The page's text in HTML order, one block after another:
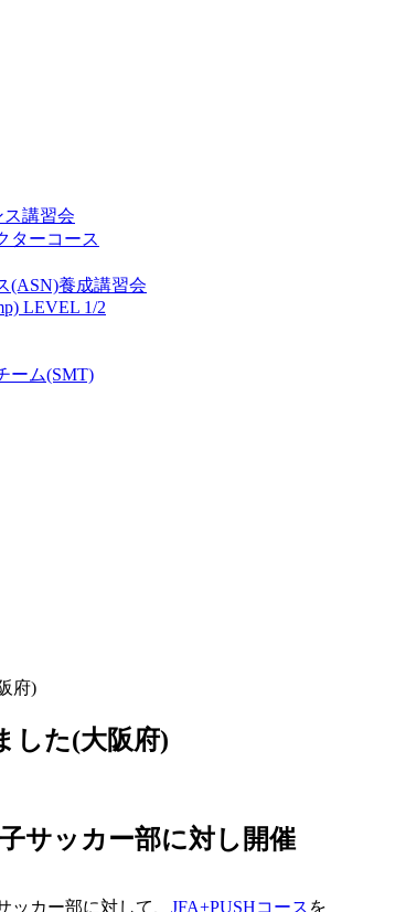
講習会
ターコース
(ASN)養成講習会
LEVEL 1/2
ーム(SMT)
府)
した(大阪府)
サッカー部に対し開催
ッカー部に対して、JFA+PUSHコース を